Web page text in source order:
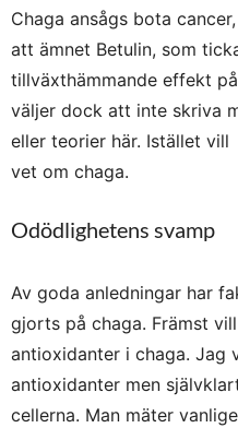
Chaga ansågs bota
att ämnet Betulin, som
tillväxthämmande effekt
väljer dock att inte skriva
eller teorier här. Istället
vet om chaga.
Odödlighetens svamp
Av goda anledningar har
gjorts på chaga. Främst
antioxidanter i chaga. Jag
antioxidanter men
cellerna. Man mäter